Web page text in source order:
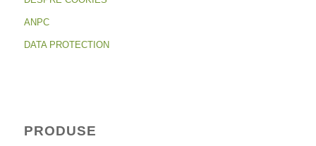
ANPC
DATA PROTECTION
PRODUSE